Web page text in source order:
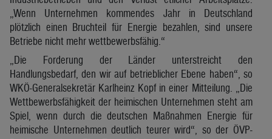
„Wenn Unternehmen kommendes Jahr in Deutschland
plötzlich einen Bruchteil für Energie bezahlen, sind unsere
Betriebe nicht mehr wettbewerbsfähig.“
„Die Forderung der Länder unterstreicht den
Handlungsbedarf, den wir auf betrieblicher Ebene haben“, so
WKÖ-Generalsekretär Karlheinz Kopf in einer Mitteilung. „Die
Wettbewerbsfähigkeit der heimischen Unternehmen steht am
Spiel, wenn durch die deutschen Maßnahmen Energie für
heimische Unternehmen deutlich teurer wird“, so der ÖVP-